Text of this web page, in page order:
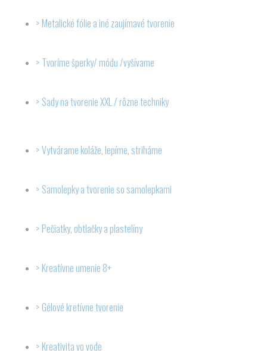
Metalické fólie a iné zaujímavé tvorenie
Tvoríme šperky/ módu /vyšívame
Sady na tvorenie XXL / rôzne techniky
Vytvárame koláže, lepíme, striháme
Samolepky a tvorenie so samolepkami
Pečiatky, obtlačky a plastelíny
Kreatívne umenie 8+
Gélové kretívne tvorenie
Kreativita vo vode